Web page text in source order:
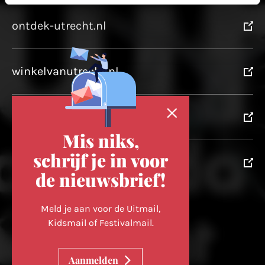
ontdek-utrecht.nl
winkelvanutrecht.nl
utrechtpartners.nl
Volg ons op
Mis niks,
schrijf je in voor
de nieuwsbrief!
Meld je aan voor de Uitmail,
Kidsmail of Festivalmail.
Aanmelden